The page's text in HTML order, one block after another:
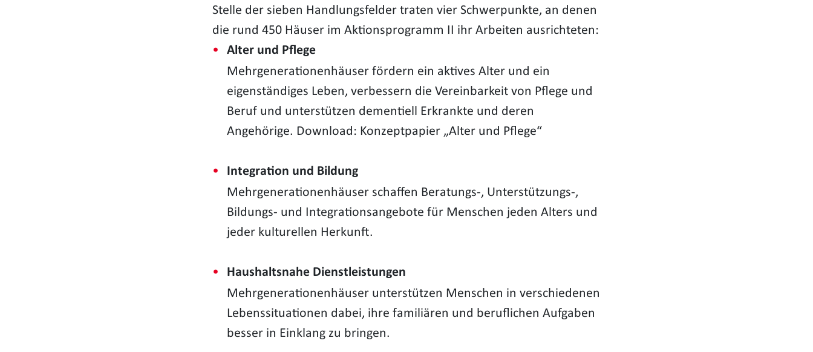
Stelle der sieben Handlungsfelder traten vier Schwerpunkte, an denen
die rund 450 Häuser im Aktionsprogramm II ihr Arbeiten ausrichteten:
Alter und Pflege
Mehrgenerationenhäuser fördern ein aktives Alter und ein
eigenständiges Leben, verbessern die Vereinbarkeit von Pflege und
Beruf und unterstützen dementiell Erkrankte und deren
Angehörige. Download: Konzeptpapier „Alter und Pflege“
Integration und Bildung
Mehrgenerationenhäuser schaffen Beratungs-, Unterstützungs-,
Bildungs- und Integrationsangebote für Menschen jeden Alters und
jeder kulturellen Herkunft.
Haushaltsnahe Dienstleistungen
Mehrgenerationenhäuser unterstützen Menschen in verschiedenen
Lebenssituationen dabei, ihre familiären und beruflichen Aufgaben
besser in Einklang zu bringen.